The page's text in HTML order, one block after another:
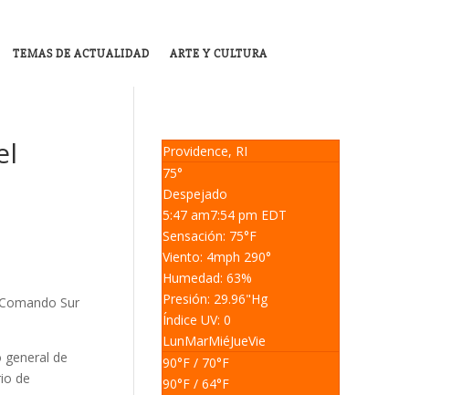
TEMAS DE ACTUALIDAD ARTE Y CULTURA
Sur
de
de
Providence, RI
75°
Despejado
5:47 am7:54 pm EDT
Sensación: 75°F
Viento: 4mph 290°
Humedad: 63%
Presión: 29.96"Hg
Índice UV: 0
LunMarMiéJueVie
90°F / 70°F
90°F / 64°F